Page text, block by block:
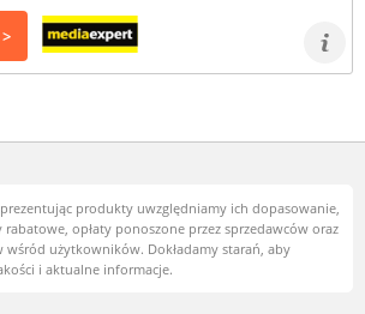
produkty uwzględniamy ich dopasowanie,
opłaty ponoszone przez sprzedawców oraz
użytkowników. Dokładamy starań, aby
i aktualne informacje.